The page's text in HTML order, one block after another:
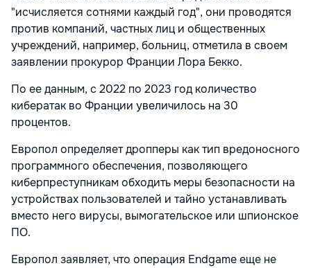
"исчисляется сотнями каждый год", они проводятся
против компаний, частных лиц и общественных
учреждений, например, больниц, отметила в своем
заявлении прокурор Франции Лора Бекко.
По ее данным, с 2022 по 2023 год количество
кибератак во Франции увеличилось на 30
процентов.
Европол определяет дропперы как тип вредоносного
программного обеспечения, позволяющего
киберпреступникам обходить меры безопасности на
устройствах пользователей и тайно устанавливать
вместо него вирусы, вымогательское или шпионское
ПО.
Европол заявляет, что операция Endgame еще не